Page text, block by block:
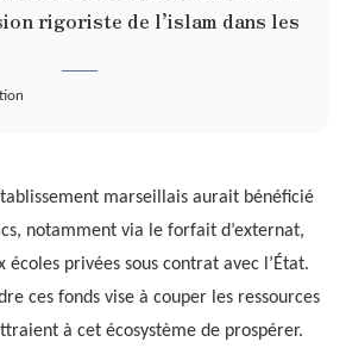
rigoriste de l’islam dans les
marseillais aurait bénéficié
notamment via le forfait d’externat,
écoles privées sous contrat avec l’État.
ces fonds vise à couper les ressources
à cet écosystème de prospérer.